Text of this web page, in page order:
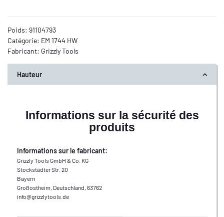
Poids: 91104793
Catégorie: EM 1744 HW
Fabricant: Grizzly Tools
Hauteur
Informations sur la sécurité des
produits
Informations sur le fabricant:
Grizzly Tools GmbH & Co. KG
Stockstädter Str. 20
Bayern
Großostheim, Deutschland, 63762
info@grizzlytools.de